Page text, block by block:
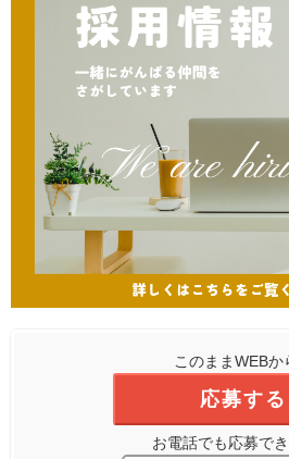
このままWEBか
応募する
お電話でも応募でき